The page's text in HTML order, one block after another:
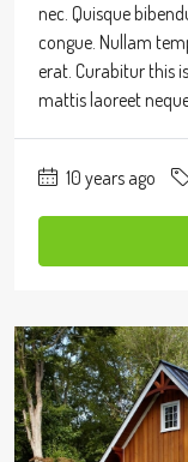
nec. Quisque
congue. Nullam
erat. Curabitur this
mattis laoreet
10 years ago